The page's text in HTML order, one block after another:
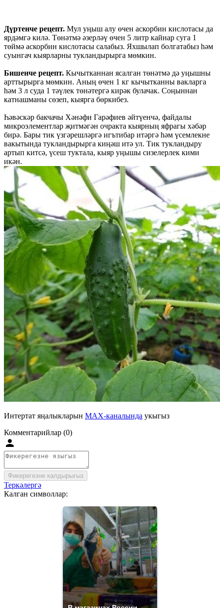
Дүртенче рецепт. Мул уңыш алу өчен аскорбин кислотасы да
ярдәмгә килә. Төнәтмә әзерләү өчен 5 литр кайнар суга 1
төймә аскорбин кислотасы салабыз. Яхшылап болгатабыз һәм
суынгач кыярларны тукландырырга мөмкин.
Бишенче рецепт. Кычытканнан ясалган төнәтмә дә уңышны
арттырырга мөмкин. Аның өчен 1 кг кычытканны вакларга
һәм 3 л суда 1 тәүлек төнәтергә кирәк булачак. Соңыннан
катнашманы сөзеп, кыярга бөркибез.
Һәвәскәр бакчачы Хәнәфи Гарәфиев әйтүенчә, файдалы
микроэлементлар җитмәгән очракта кыярның яфрагы хәбәр
бирә. Бары тик үзгәрешләргә игътибар итәргә һәм үсемлекне
вакытында тукландырырга киңәш итә ул. Тик тукландыру
артып китсә, үсеш туктала, кыяр уңышы сизелерлек кими
икән.
Интертат яңалыкларын MAX-каналында укыгыз
Комментарийлар (0)
Фикерегезне калдырыгыз
Теркәлергә
Калган символлар: